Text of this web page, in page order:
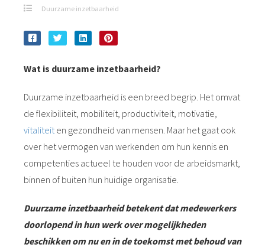
Duurzame inzetbaarheid
Wat is duurzame inzetbaarheid?
Duurzame inzetbaarheid is een breed begrip. Het omvat
de flexibiliteit, mobiliteit, productiviteit, motivatie,
vitaliteiten gezondheid van mensen. Maar het gaat ook
over het vermogen van werkenden om hun kennis en
competenties actueel te houden voor de arbeidsmarkt,
binnen of buiten hun huidige organisatie.
Duurzame inzetbaarheid betekent dat medewerkers
doorlopend in hun werk over mogelijkheden
beschikken om nu en in de toekomst met behoud van
Ze
deze
worden
over